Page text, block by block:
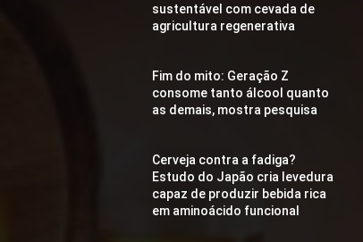
sustentável com cevada de
agricultura regenerativa
Fim do mito: Geração Z
consome tanto álcool quanto
as demais, mostra pesquisa
Cerveja contra a fadiga?
Estudo do Japão cria levedura
capaz de produzir bebida rica
em aminoácido funcional